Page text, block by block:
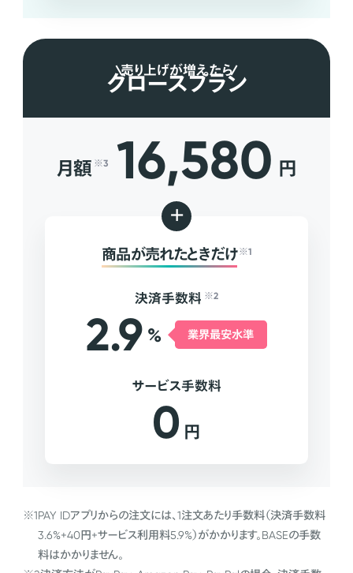
売り上げが増えたら
グロースプラン
月額 ※3 16,580 円
+
商品が売れたときだけ ※1
決済手数料 ※2
2.9 % 業界最安水準
サービス手数料
0 円
※1PAY IDアプリからの注文には、1注文あたり手数料（決済手数料
3.6%+40円+サービス利用料5.9%）がかかります。BASEの手数
料はかかりません。